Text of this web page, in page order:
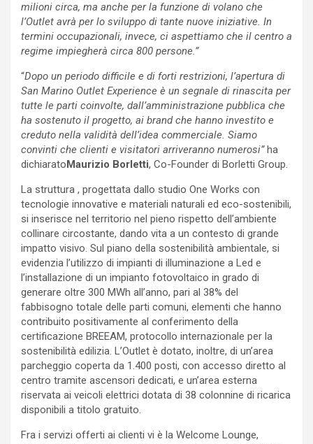
milioni circa, ma anche per la funzione di volano che
l’Outlet avrà per lo sviluppo di tante nuove iniziative. In
termini occupazionali, invece, ci aspettiamo che il centro a
regime impiegherà circa 800 persone.”
“Dopo un periodo difficile e di forti restrizioni, l’apertura di
San Marino Outlet Experience è un segnale di rinascita per
tutte le parti coinvolte, dall’amministrazione pubblica che
ha sostenuto il progetto, ai brand che hanno investito e
creduto nella validità dell’idea commerciale. Siamo
convinti che clienti e visitatori arriveranno numerosi”ha
dichiaratoMaurizio Borletti, Co-Founder di Borletti Group.
La struttura , progettata dallo studio One Works con
tecnologie innovative e materiali naturali ed eco-sostenibili,
si inserisce nel territorio nel pieno rispetto dell’ambiente
collinare circostante, dando vita a un contesto di grande
impatto visivo. Sul piano della sostenibilità ambientale, si
evidenzia l’utilizzo di impianti di illuminazione a Led e
l’installazione di un impianto fotovoltaico in grado di
generare oltre 300 MWh all’anno, pari al 38% del
fabbisogno totale delle parti comuni, elementi che hanno
contribuito positivamente al conferimento della
certificazione BREEAM, protocollo internazionale per la
sostenibilità edilizia. L’Outlet è dotato, inoltre, di un’area
parcheggio coperta da 1.400 posti, con accesso diretto al
centro tramite ascensori dedicati, e un’area esterna
riservata ai veicoli elettrici dotata di 38 colonnine di ricarica
disponibili a titolo gratuito.
Fra i servizi offerti ai clienti vi è la Welcome Lounge,